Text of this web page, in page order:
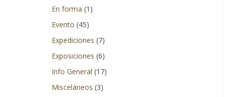
día
cuanto
al
4×4
y
aventura
En forma (1)
Evento (45)
Expediciones (7)
Exposiciones (6)
Info General (17)
Misceláneos (3)